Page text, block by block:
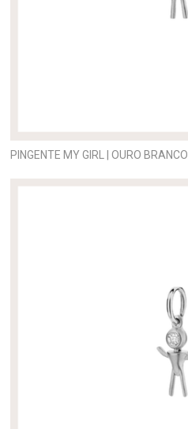
PINGENTE MY GIRL | OURO BRANCO